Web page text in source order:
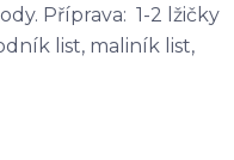
Příprava: 1-2 lžičky
list, maliník list,